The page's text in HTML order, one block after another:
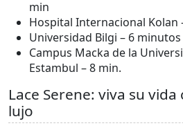
min
Hospital Internacional Kolan
Universidad Bilgi – 6 minutos
Campus Macka de la
Estambul – 8 min.
Lace Serene: viva su
lujo